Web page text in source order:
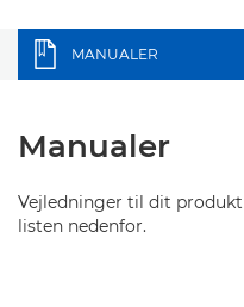
MANUALER
Manualer
Vejledninger til dit
listen nedenfor.